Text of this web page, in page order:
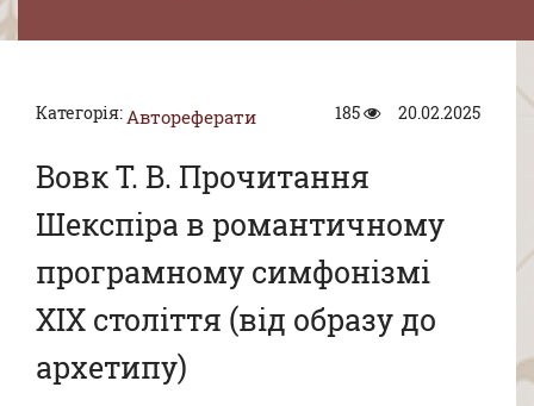
Категорія: Автореферати 20.02.2025
185
Вовк Т. В. Прочитання
Шекспіра в романтичному
програмному симфонізмі
XIX століття (від образу до
архетипу)